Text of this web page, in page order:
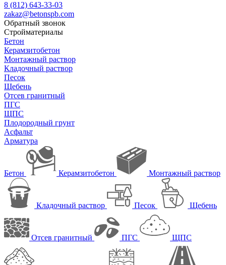
8 (812) 643-33-03
zakaz@betonspb.com
Обратный звонок
Стройматериалы
Бетон
Керамзитобетон
Монтажный раствор
Кладочный раствор
Песок
Щебень
Отсев гранитный
ПГС
ЩПС
Плодородный грунт
Асфальт
Арматура
Бетон Керамзитобетон Монтажный раствор
Кладочный раствор Песок Щебень
Отсев гранитный ПГС ЩПС